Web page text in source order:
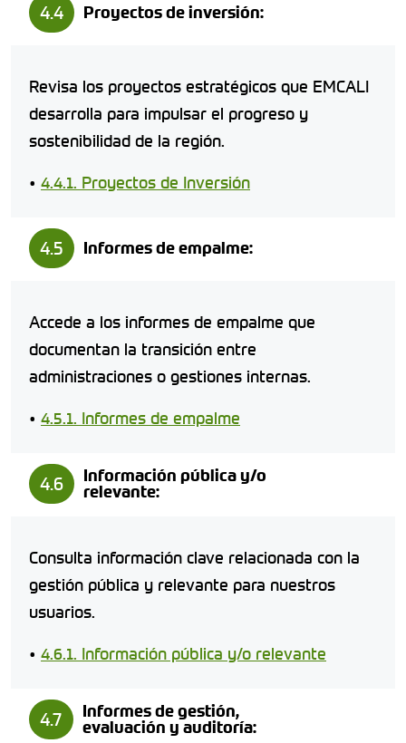
4.4 Proyectos de inversión:
Revisa los proyectos estratégicos que EMCALI
desarrolla para impulsar el progreso y
sostenibilidad de la región.
• 4.4.1. Proyectos de Inversión
4.5 Informes de empalme:
Accede a los informes de empalme que
documentan la transición entre
administraciones o gestiones internas.
• 4.5.1. Informes de empalme
4.6
Información pública y/o
relevante:
Consulta información clave relacionada con la
gestión pública y relevante para nuestros
usuarios.
• 4.6.1. Información pública y/o relevante
4.7
Informes de gestión,
evaluación y auditoría: